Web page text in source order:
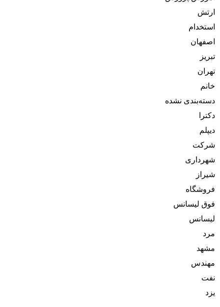
ارتش
استخدام
اصفهان
تبریز
تهران
خانم
دسته‌بندی نشده
دکترا
دیپلم
شرکت
شهرداری
شیراز
فروشگاه
فوق لیسانس
لیسانس
مرد
مشهد
مهندس
نفت
یزد